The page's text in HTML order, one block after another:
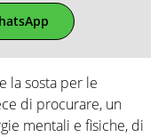
la sosta per le
di procurare, un
mentali e fisiche, di